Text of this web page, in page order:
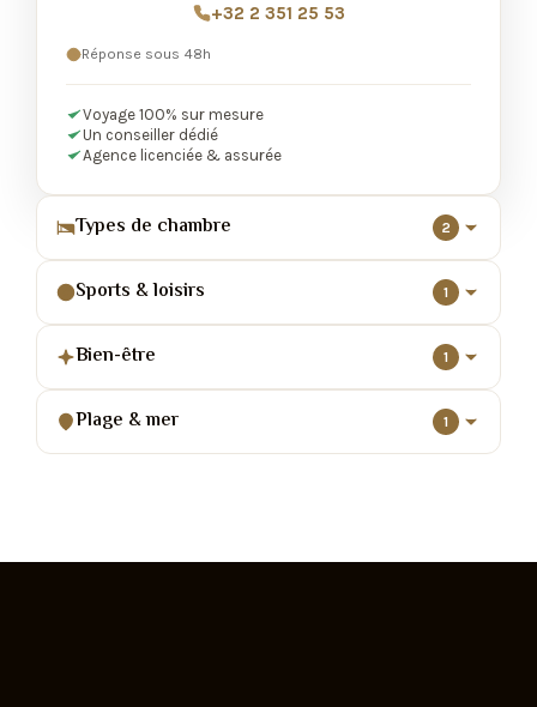
+32 2 351 25 53
Réponse sous 48h
Voyage 100% sur mesure
Un conseiller dédié
Agence licenciée & assurée
Types de chambre 2
Sports & loisirs 1
Bien-être 1
Plage & mer 1